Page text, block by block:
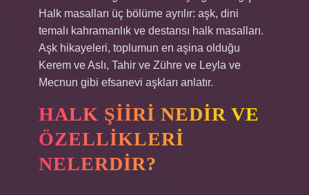
Halk masalları üç bölüme ayrılır: aşk, dini
temalı kahramanlık ve destansı halk masalları.
Aşk hikayeleri, toplumun en aşina olduğu
Kerem ve Aslı, Tahir ve Zühre ve Leyla ve
Mecnun gibi efsanevi aşkları anlatır.
HALK ŞIIRI NEDIR VE
ÖZELLIKLERI
NELERDIR?